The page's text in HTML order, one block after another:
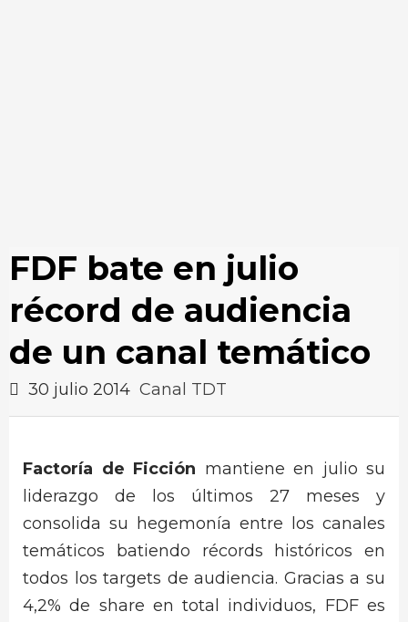
FDF bate en julio
récord de audiencia
de un canal temático
30 julio 2014 Canal TDT
Factoría de Ficción mantiene en julio su
liderazgo de los últimos 27 meses y
consolida su hegemonía entre los canales
temáticos batiendo récords históricos en
todos los targets de audiencia. Gracias a su
4,2% de share en total individuos, FDF es